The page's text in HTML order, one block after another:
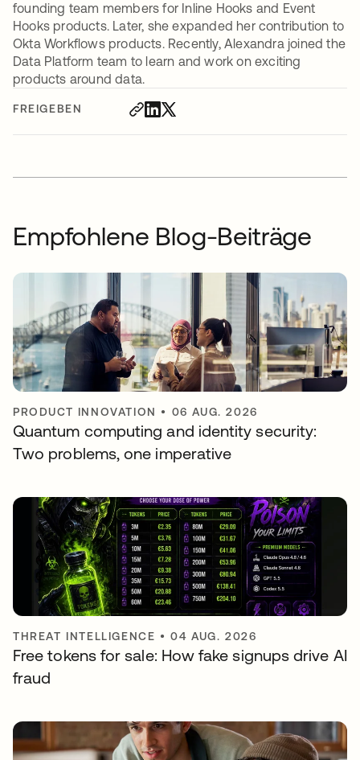
FREIGEBEN
founding team members for Inline Hooks and Event
Hooks products. Later, she expanded her contribution to
Okta Workflows products. Recently, Alexandra joined the
Data Platform team to learn and work on exciting
products around data.
Empfohlene Blog-Beiträge
PRODUCT INNOVATION • 06 AUG. 2026
Quantum computing and identity security:
Two problems, one imperative
THREAT INTELLIGENCE •04 AUG. 2026
Free tokens for sale: How fake signups drive AI
fraud